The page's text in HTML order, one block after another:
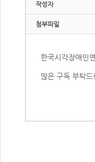
작성자
첨부파일
한국시각장애인
많은 구독 부탁드